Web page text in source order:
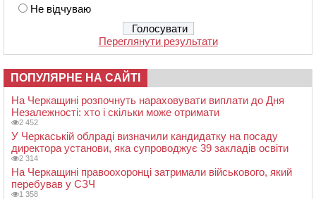
Не відчуваю
Переглянути результати
ПОПУЛЯРНЕ НА САЙТІ
На Черкащині розпочнуть нараховувати виплати до Дня
Незалежності: хто і скільки може отримати
2 452
У Черкаській облраді визначили кандидатку на посаду
директора установи, яка супроводжує 39 закладів освіти
2 314
На Черкащині правоохоронці затримали військового, який
перебував у СЗЧ
1 358